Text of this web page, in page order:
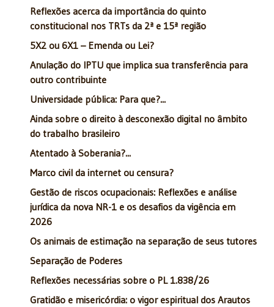
Reflexões acerca da importância do quinto
constitucional nos TRTs da 2ª e 15ª região
5X2 ou 6X1 – Emenda ou Lei?
Anulação do IPTU que implica sua transferência para
outro contribuinte
Universidade pública: Para que?...
Ainda sobre o direito à desconexão digital no âmbito
do trabalho brasileiro
Atentado à Soberania?...
Marco civil da internet ou censura?
Gestão de riscos ocupacionais: Reflexões e análise
jurídica da nova NR-1 e os desafios da vigência em
2026
Os animais de estimação na separação de seus tutores
Separação de Poderes
Reflexões necessárias sobre o PL 1.838/26
Gratidão e misericórdia: o vigor espiritual dos Arautos